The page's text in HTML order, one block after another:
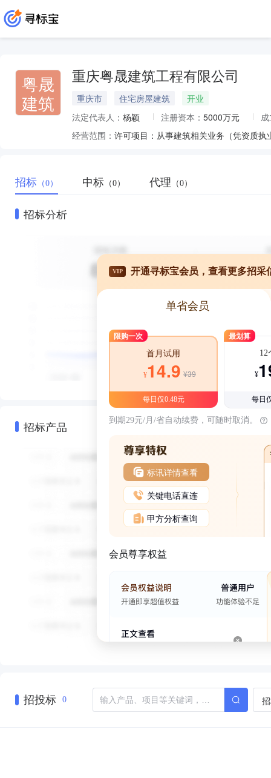
粤晟
建筑
重庆粤晟建筑工程有限公司
重庆市 住宅房屋建筑
开业
法定代表人： 杨颖 注册资本： 5000万元
经营范围：
招标 （0） 中标 （0） 代理 （0）
招标分析
招标产品
VIP 开通寻标宝会员，查看更多招采
单省会员
限购一次
首月试用
¥14.9 ¥39
每日仅0.48元
最划算
12
¥
每日
到期29元/月/省自动续费，可随时取消。
标讯详情查看
关键电话直连
甲方分析查询
会员尊享权益
招投标 0